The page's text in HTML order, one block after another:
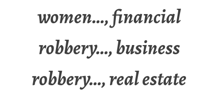
women…, financial
robbery…, business
robbery…, real estate